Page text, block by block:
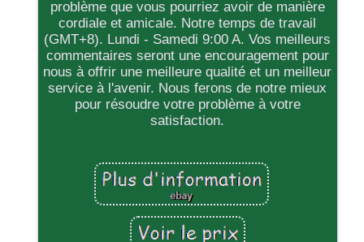
problème que vous pourriez avoir de manière
cordiale et amicale. Notre temps de travail
(GMT+8). Lundi - Samedi 9:00 A. Vos meilleurs
commentaires seront une encouragement pour
nous à offrir une meilleure qualité et un meilleur
service à l'avenir. Nous ferons de notre mieux
pour résoudre votre problème à votre
satisfaction.